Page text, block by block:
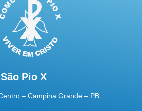
Pio X
– Campina Grande – PB